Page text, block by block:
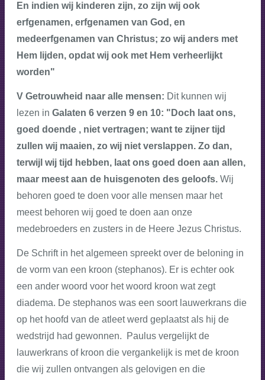
En indien wij kinderen zijn, zo zijn wij ook
erfgenamen, erfgenamen van God, en
medeerfgenamen van Christus; zo wij anders met
Hem lijden, opdat wij ook met Hem verheerlijkt
worden"
V Getrouwheid naar alle mensen: Dit kunnen wij
lezen in Galaten 6 verzen 9 en 10: "Doch laat ons,
goed doende , niet vertragen; want te zijner tijd
zullen wij maaien, zo wij niet verslappen. Zo dan,
terwijl wij tijd hebben, laat ons goed doen aan allen,
maar meest aan de huisgenoten des geloofs. Wij
behoren goed te doen voor alle mensen maar het
meest behoren wij goed te doen aan onze
medebroeders en zusters in de Heere Jezus Christus.
De Schrift in het algemeen spreekt over de beloning in
de vorm van een kroon (stephanos). Er is echter ook
een ander woord voor het woord kroon wat zegt
diadema. De stephanos was een soort lauwerkrans die
op het hoofd van de atleet werd geplaatst als hij de
wedstrijd had gewonnen. Paulus vergelijkt de
lauwerkrans of kroon die vergankelijk is met de kroon
die wij zullen ontvangen als gelovigen en die